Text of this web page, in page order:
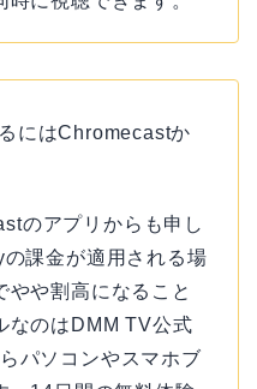
にはChromecastか
のアプリからも申し
課金が適用される場
やや割高になること
なのはDMM TV公式
パソコンやスマホブ